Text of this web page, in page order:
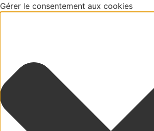
Gérer le consentement aux cookies